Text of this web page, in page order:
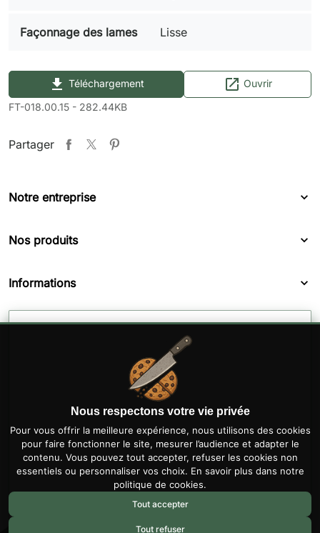
Nous respectons votre vie privée
Pour vous offrir la meilleure expérience, nous utilisons des cookies
pour faire fonctionner le site, mesurer l’audience et adapter le
contenu. Vous pouvez tout accepter, refuser les cookies non
essentiels ou personnaliser vos choix. En savoir plus dans notre
politique de cookies.
Tout accepter
Tout refuser
Façonnage des lames Lisse
file_download Téléchargement open_in_new Ouvrir
FT-018.00.15 - 282.44KB
Partager
Notre entreprise
Nos produits
Informations